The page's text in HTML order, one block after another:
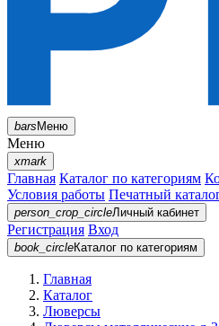
barsМеню
Меню
xmark
Главная Каталог по категориям
Условия работы Печатный
person_crop_circleЛичный кабинет
Регистрация Вход
book_circleКаталог по категориям
Главная
Каталог
Люверсы